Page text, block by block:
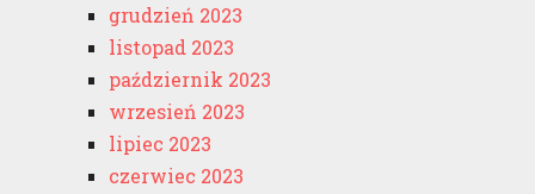
grudzień 2023
listopad 2023
październik 2023
wrzesień 2023
lipiec 2023
czerwiec 2023